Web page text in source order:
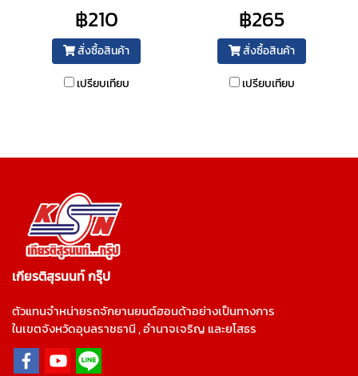
฿210
สั่งซื้อสินค้า
เปรียบเทียบ
฿265
สั่งซื้อสินค้า
เปรียบเทียบ
เกียรติสุรนนท์ กรุ๊ป
ตัวแทนจำหน่ายรถจักยานยนต์ฮอนด้าอย่างเป็นทางการ
ในเขตจังหวัดอุบลราชธานี , อำนาจเจริญ และยโสธร